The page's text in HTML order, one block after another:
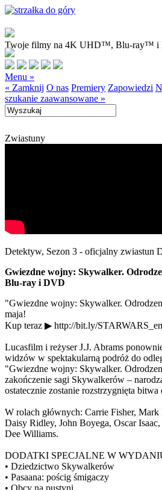
Twoje filmy na 4K UHD™, Blu-ray™ i
Menu »
« Zamknij O nas Premiery Zapowiedzi
szukanie zaawansowane »
Zwiastuny
Detektyw, Sezon 3 - oficjalny zwiastun
Gwiezdne wojny: Skywalker.
Blu-ray i DVD
"Gwiezdne wojny: Skywalker.
maja!
Kup teraz ▶ http://bit.ly/
Lucasfilm i reżyser J.J. Abrams
widzów w spektakularną podróż do
"Gwiezdne wojny: Skywalker.
zakończenie sagi Skywalkerów –
ostatecznie zostanie rozstrzygnięta bitwa
W rolach głównych: Carrie Fisher,
Daisy Ridley, John Boyega, Oscar
Dee Williams.
DODATKI SPECJALNE W
• Dziedzictwo Skywalkerów
• Pasaana: pościg śmigaczy
• Obcy na pustyni